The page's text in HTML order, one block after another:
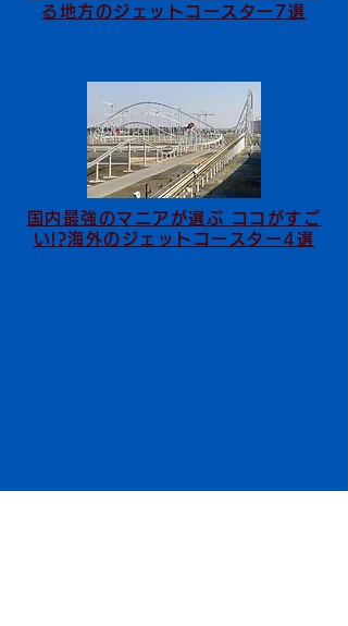
る地方のジェットコースター7選
国内最強のマニアが選ぶ ココがすご
い!?海外のジェットコースター4選